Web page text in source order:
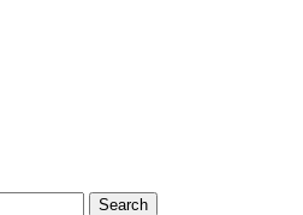
Search